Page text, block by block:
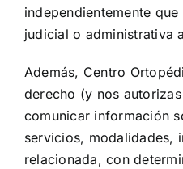
independientemente
judicial o administrativa
Además, Centro
derecho (y nos
comunicar información
servicios, modalidades,
relacionada, con